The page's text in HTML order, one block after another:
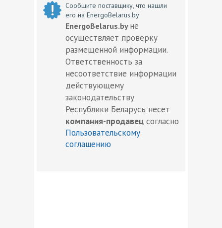
Сообщите поставщику, что нашли
его на EnergoBelarus.by
EnergoBelarus.by не
осуществляет проверку
размещенной информации.
Ответственность за
несоответствие информации
действующему
законодательству
Республики Беларусь несет
компания-продавец согласно
Пользовательскому
соглашению